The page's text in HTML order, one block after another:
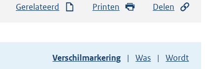
Gerelateerd Printen Delen
Verschilmarkering Was Wordt